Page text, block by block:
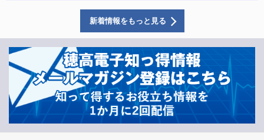
新着情報をもっと見る